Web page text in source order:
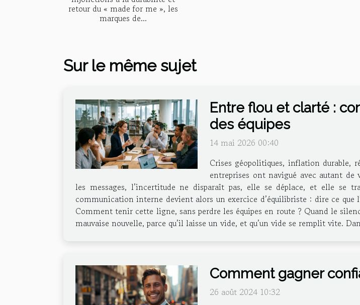
retour du « made for me », les
marques de...
Sur le même sujet
Entre flou et clarté :
des équipes
14 mai 2026 00:40
Crises géopolitiques, inflation durable,
entreprises ont navigué avec autant
les messages, l’incertitude ne disparaît pas, elle se déplace, et elle se
communication interne devient alors un exercice d’équilibriste : dire ce que
Comment tenir cette ligne, sans perdre les équipes en route ? Quand le
mauvaise nouvelle, parce qu’il laisse un vide, et qu’un vide se remplit vite.
Comment gagner
26 août 2024 10:32